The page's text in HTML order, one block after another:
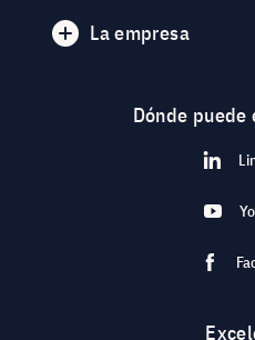
La empresa
Dónde puede